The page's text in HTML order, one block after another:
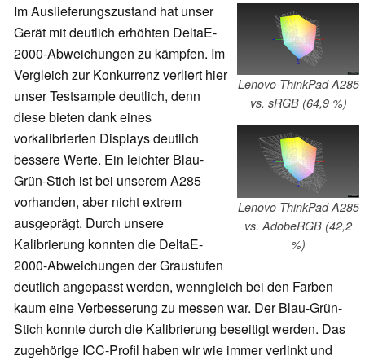
Lenovo ThinkPad A285
vs. sRGB (64,9 %)
Lenovo ThinkPad A285
vs. AdobeRGB (42,2
%)
Im Auslieferungszustand hat unser
Gerät mit deutlich erhöhten DeltaE-
2000-Abweichungen zu kämpfen. Im
Vergleich zur Konkurrenz verliert hier
unser Testsample deutlich, denn
diese bieten dank eines
vorkalibrierten Displays deutlich
bessere Werte. Ein leichter Blau-
Grün-Stich ist bei unserem A285
vorhanden, aber nicht extrem
ausgeprägt. Durch unsere
Kalibrierung konnten die DeltaE-
2000-Abweichungen der Graustufen
deutlich angepasst werden, wenngleich bei den Farben
kaum eine Verbesserung zu messen war. Der Blau-Grün-
Stich konnte durch die Kalibrierung beseitigt werden. Das
zugehörige ICC-Profil haben wir wie immer verlinkt und